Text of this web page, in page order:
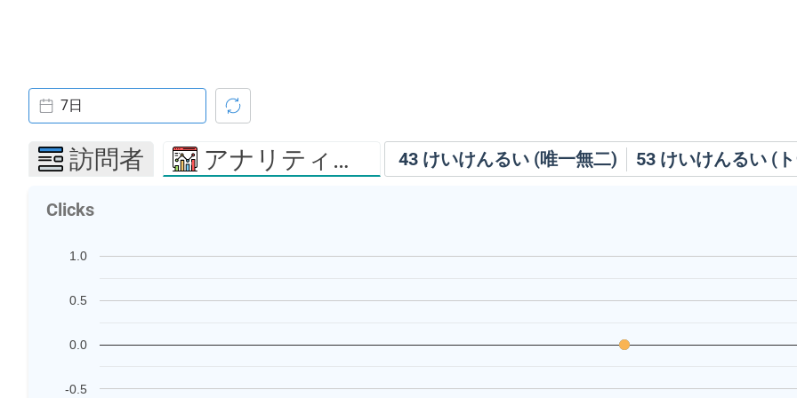
43 けいけんるい (唯一無二) 53 けいけんるい (
7日
訪問者 アナリティクス
Clicks
-0.5
0.0
0.5
1.0